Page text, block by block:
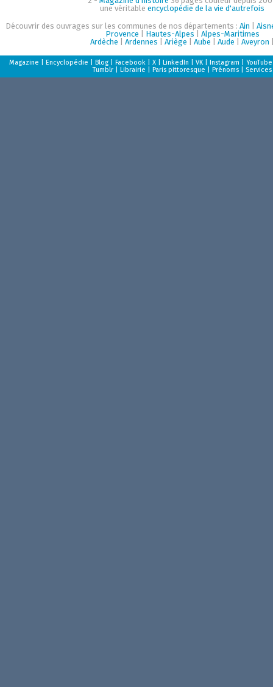
une véritableencyclopédie de la vie d'autrefois
Découvrir des ouvrages sur les communes de nos départements :Ain |
Provence
Hautes-Alpes
Alpes-Maritimes
Ardèche |Ardennes |Ariège |Aube |Aude |Aveyron
Magazine |Encyclopédie |Blog |Facebook |X |LinkedIn |VK |Instagram |YouTube
Tumblr |Librairie |Paris pittoresque |Prénoms Services